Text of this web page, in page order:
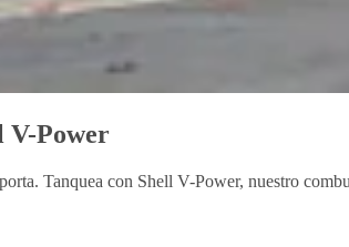
V-Power
Tanquea con Shell V-Power, nuestro